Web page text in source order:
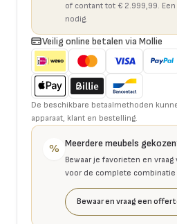
of contant tot € 2.999,99.
nodig.
Veilig online betalen via Mollie
De beschikbare betaalmethoden
apparaat, klant en bestelling.
% Meerdere meubels
Bewaar je favorieten en
voor de complete combinatie
Bewaar en vraag een